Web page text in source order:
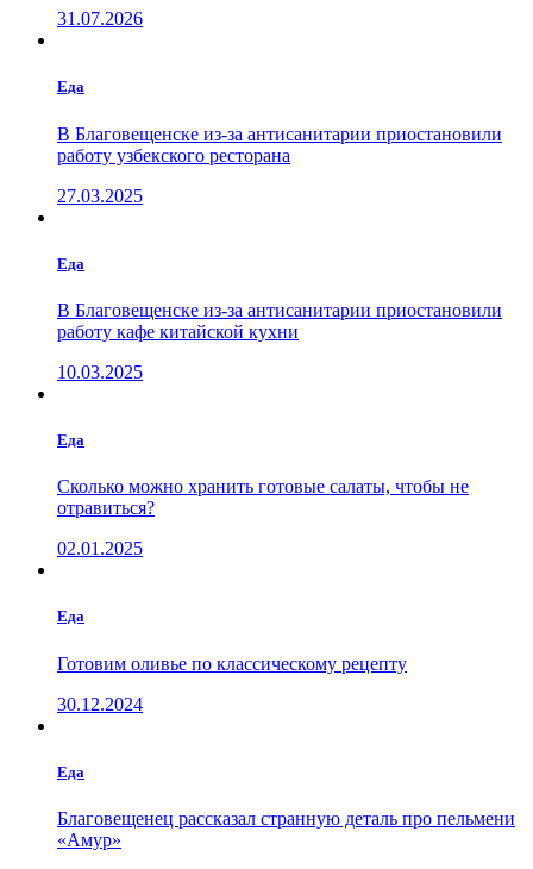
31.07.2026
Еда
В Благовещенске из-за антисанитарии приостановили
работу узбекского ресторана
27.03.2025
Еда
В Благовещенске из-за антисанитарии приостановили
работу кафе китайской кухни
10.03.2025
Еда
Сколько можно хранить готовые салаты, чтобы не
отравиться?
02.01.2025
Еда
Готовим оливье по классическому рецепту
30.12.2024
Еда
Благовещенец рассказал странную деталь про пельмени
«Амур»